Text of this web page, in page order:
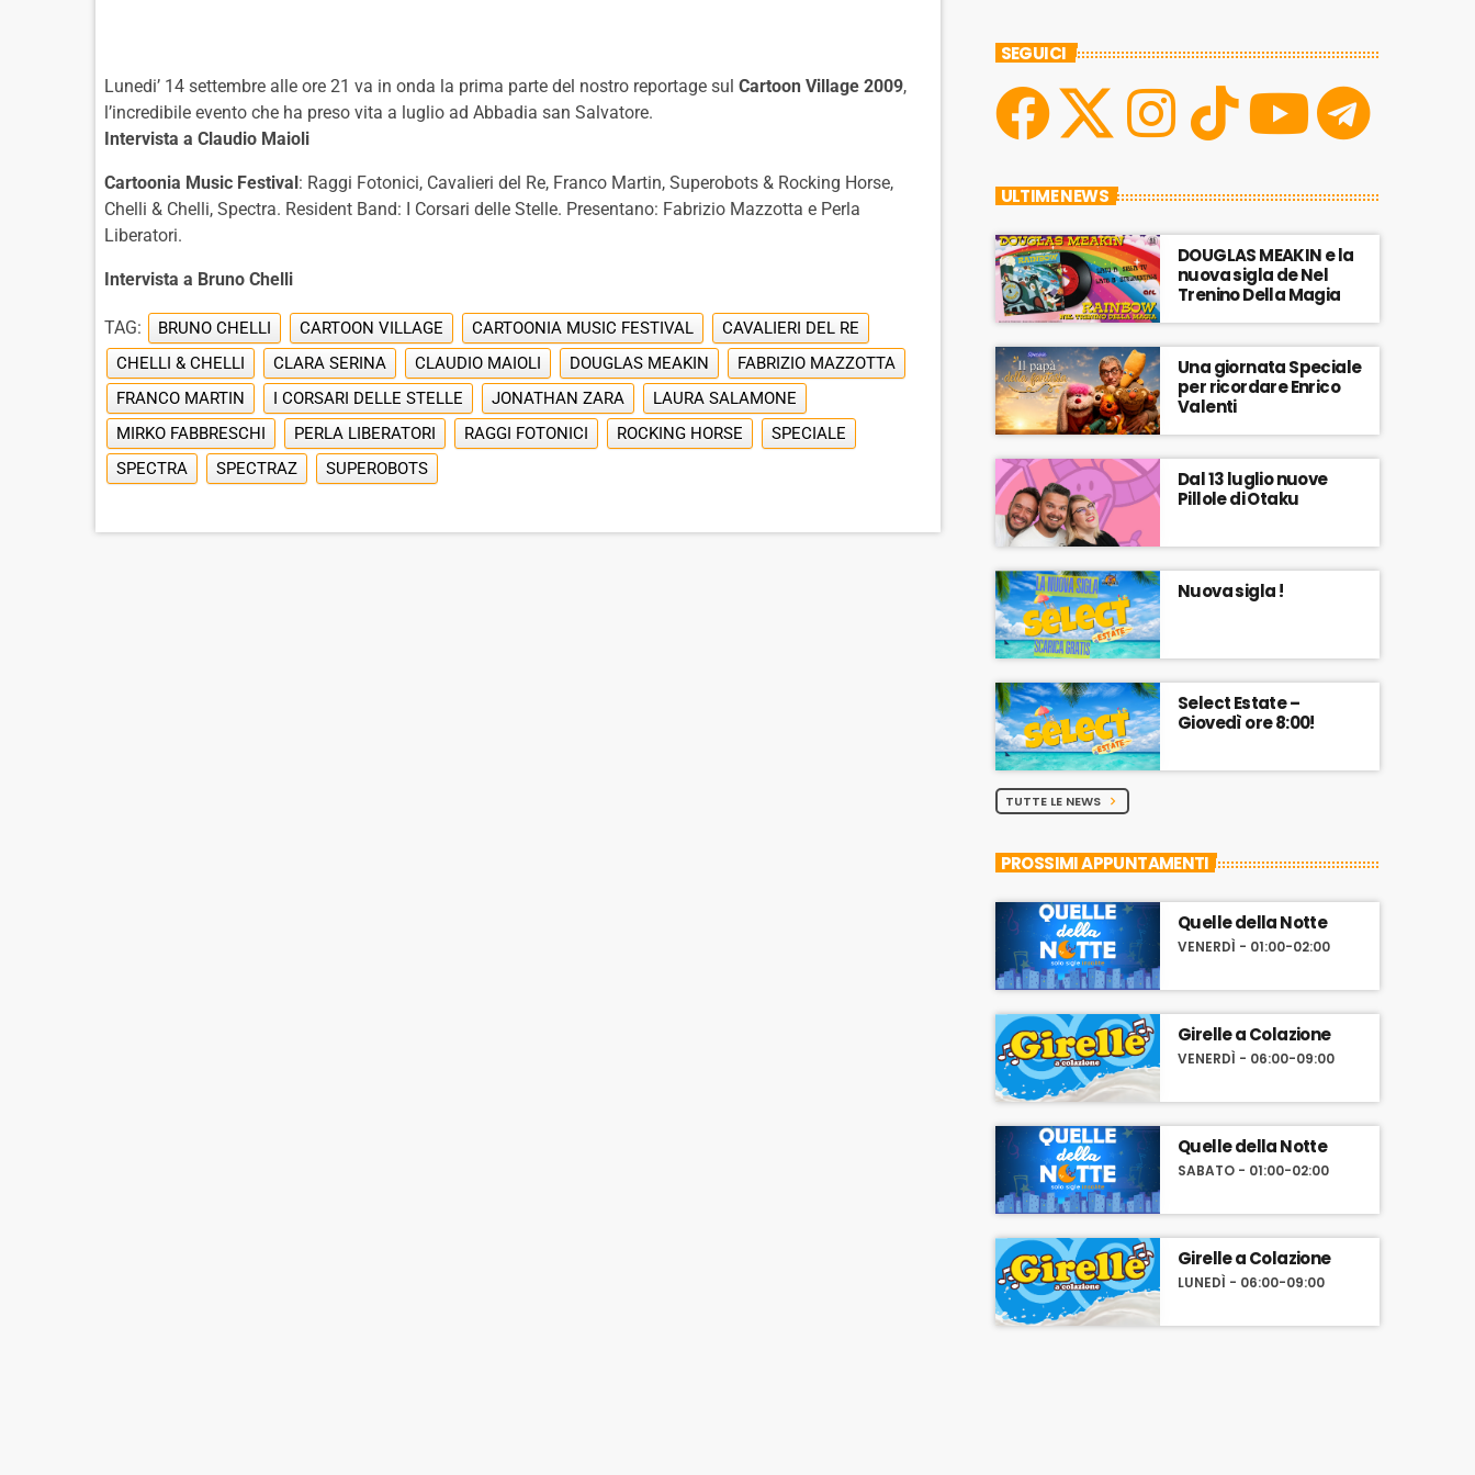
Lunedi’ 14 settembre alle ore 21 va in onda la prima parte del nostro reportage sul Cartoon Village 2009,
l’incredibile evento che ha preso vita a luglio ad Abbadia san Salvatore.
Intervista a Claudio Maioli
Cartoonia Music Festival: Raggi Fotonici, Cavalieri del Re, Franco Martin, Superobots & Rocking Horse,
Chelli & Chelli, Spectra. Resident Band: I Corsari delle Stelle. Presentano: Fabrizio Mazzotta e Perla
Liberatori.
Intervista a Bruno Chelli
TAG: BRUNO CHELLI CARTOON VILLAGE CARTOONIA MUSIC FESTIVAL
CAVALIERI DEL RE
CHELLI & CHELLI
CLARA SERINA CLAUDIO MAIOLI DOUGLAS MEAKIN
FABRIZIO MAZZOTTA
FRANCO MARTIN
I CORSARI DELLE STELLE JONATHAN ZARA
LAURA SALAMONE
MIRKO FABBRESCHI
PERLA LIBERATORI RAGGI FOTONICI ROCKING HORSE
SPECIALE
SPECTRA
SPECTRAZ SUPEROBOTS
SEGUICI
ULTIME NEWS
DOUGLAS MEAKIN e la
nuova sigla de Nel
Trenino Della Magia
Una giornata Speciale
per ricordare Enrico
Valenti
Dal 13 luglio nuove
Pillole di Otaku
Nuova sigla !
Select Estate –
Giovedì ore 8:00!
TUTTE LE NEWS chevron_right
PROSSIMI APPUNTAMENTI
Quelle della Notte
VENERDÌ - 01:00-02:00
Girelle a Colazione
VENERDÌ - 06:00-09:00
Quelle della Notte
SABATO - 01:00-02:00
Girelle a Colazione
LUNEDÌ - 06:00-09:00